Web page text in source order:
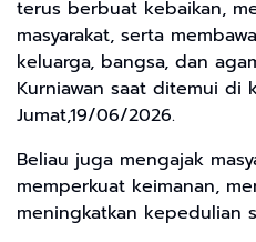
terus berbuat kebaikan,
masyarakat, serta
keluarga, bangsa, dan
Kurniawan saat ditemui di
Jumat,19/06/2026.
Beliau juga mengajak
memperkuat keimanan,
meningkatkan kepedulian